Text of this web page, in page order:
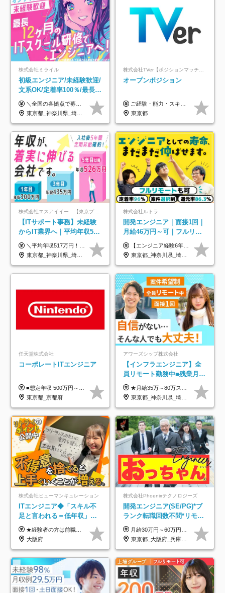
株式会社ミライル
初級エンジニア/未経験歓迎/
文系OK/定着率100％/最長1
年の自社ITスクール研修あ
り/年休130日
＼全国の各拠点で募集中！／ 給与は以下の通り、勤務地により異なります。 札幌：月給23万円～27万円 仙台：月給22万円～26万円 新潟：月給22万円～26万円 東京：月給26万円～30万円 大阪：月給24万円～29万円 福岡：月給23.5万円～27万円 沖縄：月給21万円～26万円 ◎給与は知識や経験を考慮して決定します。 ◎残業は別途全額支給します。 ◎試用期間12カ月あり（給与は以下の通りです。その他条件に変更はありません） （試用期間の給与） 札幌：月給18.6万円～ 仙台：月給19万円～ 新潟：月給18万円～ 東京：月給22万円～ 大阪：月給20.8万円～ 福岡：月給19万円～ 沖縄：月給18万円～
東京都_神奈川県_埼玉県_千葉県_大阪府_愛知県_北海道_青森県_岩手県_宮城県_秋田県_山形県_福島県_茨城県_栃木県_群馬県_新潟県_山梨県_長野県_富山県_石川県_福井県_静岡県_岐阜県_三重県_兵庫県_京都府_滋賀県_奈良県_和歌山県_広島県_岡山県_鳥取県_島根県_山口県_徳島県_香川県_愛媛県_高知県_福岡県_熊本県_佐賀県_長崎県_大分県_宮崎県_鹿児島県_沖縄県
株式会社TVer【ポジションマッチ登録】
オープンポジション
ご経験・能力・スキル等により、当社基準にて優遇・相談のうえ決定いたします。
東京都
株式会社エスアイイー 【東京プロマーケット上場】
【ITサポート事務】未経験
からIT業界へ｜平均年収517
万円｜ホワイト企業認定｜
年休134日｜リモートOK
＼平均年収517万円！入社5年目まで毎年必ず昇給／ ■賞与年3回 ■年収800万円以上も可 ■入社3年以上の平均年収469.2万円 月給23万2000円以上＋賞与年3回＋各種手当 ☆入社5年目まで最大1万5000円の定期昇給を確約 ┃各種手当充実 ・規定の資格を取得すれば、2000円～5万円を毎月支給（2万4000円～60万円／年） ・研修中に取得した取得率95％の資格でも研修後の給料UP ※月給は年齢・経験・能力を考慮して、優遇いたします ※上記月給金額は固定残業代（20時間/3万1300円円以上）を含み、超過分は別途支給いたします ※試用期間（6ヶ月）は月給に変動はありますが、その他待遇に差異はありません ├入社後1ヶ月～3ヶ月間は、月給20万1900円となります └上記金額は固定残業代（10時間／1万6000円）を含み、超過分は別途支給いたします
東京都_神奈川県_埼玉県_千葉県_大阪府_愛知県_北海道_青森県_岩手県_宮城県_秋田県_山形県_福島県_茨城県_栃木県_群馬県_新潟県_山梨県_長野県_富山県_石川県_福井県_静岡県_岐阜県_三重県_兵庫県_京都府_滋賀県_奈良県_和歌山県_広島県_岡山県_鳥取県_島根県_山口県_徳島県_香川県_愛媛県_高知県_福岡県_熊本県_佐賀県_長崎県_大分県_宮崎県_鹿児島県_沖縄県
株式会社ルトラ
開発エンジニア｜面接1回｜
月給46万円～可｜フルリモ
ートも可｜案件選択制｜定
着率96％以上｜副業OK｜住
宅手当
【エンジニア経験6年以上の方】 月給46万円～100万円（固定残業代含む） ※上記月給には月30時間分の固定残業代（月8万7,400円～月19万円）を含む。超過分は全額支給。 【エンジニア経験4年以上の方】 月給42万円～100万円（固定残業代含む） ※上記月給には月30時間分の固定残業代（月7万9,800円～月19万円）を含む。超過分は全額支給。 【エンジニア経験4年未満の方】 月給38万円～100万円（固定残業代含む） ※上記月給には月30時間分の固定残業代（月7万2,200円～月19万円）を含む。超過分は全額支給。 ※経験、スキル、前職給与などを踏まえて決定。 ◆ルトラの給与制度のポイント！◆ ・社員の95%が入社時に年収UP！最高で300万円UPの実績も ・平均還元率86.3%（交通費・住宅手当・会社負担分の社保も含む） ・人柄やポテンシャルを評価し、スキル以上の希望年収を提示することも ・退職金制度やリファラル手当（平均50万円）あり
東京都_神奈川県_埼玉県_千葉県_大阪府_愛知県_北海道_青森県_岩手県_宮城県_秋田県_山形県_福島県_茨城県_栃木県_群馬県_新潟県_山梨県_長野県_富山県_石川県_福井県_静岡県_岐阜県_三重県_兵庫県_京都府_滋賀県_奈良県_和歌山県_広島県_岡山県_鳥取県_島根県_山口県_徳島県_香川県_愛媛県_高知県_福岡県_熊本県_佐賀県_長崎県_大分県_宮崎県_鹿児島県_沖縄県
任天堂株式会社
コーポレートITエンジニア
■想定年収 500万円～900万円 月給制 月給278,000円～ ※残業が発生した場合、残業代を別途全額支給します ※試用期間2ヶ月あり(待遇や給与に差異はありません)
東京都_京都府
アワーズシップ株式会社
【インフラエンジニア】全
員リモート勤務中■残業月
3h■最大3ヶ月の連休あり■
年休126日■20～30代活躍
中！
★月給35万～80万スタートも可 【未経験の方】 ■月給26万～80万＋賞与年2回（年2ヶ月分） 【何かしらのインフラエンジニア経験をお持ちの方】 ■月給35万～80万＋賞与年2回（年2ヶ月分） ※スキル・経験などを考慮し決定します ※試用期間6ヶ月あり。期間中は契約社員となります。その他の待遇に差異はありません（試用期間終了後、昇給の可能性あり） ※上記金額には固定残業代（月30時間分／4万9600円～15万2600円）を含みます。超過分は別途支給いたします。 ＼頑張りはインセンティブで還元！／ クライアントに貢献度を評価され、当社のエンジニアが追加で案件に参画することになるなど、会社にとって利益になる行動はしっかり評価します。 会社の成長に貢献できていることを実感でき、「もっと頑張ろう」と思える体制づくりを整えています！
東京都_神奈川県_埼玉県_千葉県_大阪府
株式会社ヒューマンキュレーション
ITエンジニア◆「スキル不
足と言われる＝低年収」で
はない！｜ 不安を克服し、
年収アップした社員の実例
★経験者の方は前職の年収以上を保証します ★案件単価を開示した上で80％以上を還元します 月給25万円以上＋賞与年2回 ※経験や能力を考慮の上で優遇します ※試用期間が3ヶ月(その間の給与・待遇・雇用形態に変更はありません) ※月給には月20時間分のみなし残業手当(5万円)を含みます(超過分は別途支給) ★残業平均は月10時間以下ですので、毎月10時間分程度はお得です！
大阪府
株式会社Phoenixテクノロジーズ
開発エンジニア(SE/PG)*ブ
ランク転職回数不問*リモー
ト案件多数*残業ほぼ0*通院
のための半休制度あり
月給30万円～60万円+住宅手当+職能手当+役職手当+決算賞与+報奨金 ※経験・能力を考慮し、優遇します ※給与には20時間分のみなし時間外手当(3万7000円以上)を含みます(超過時間分は別途追加支給) ※試用期間3～6ヵ月あり(その間の給与、待遇に差異なし) ※場合によって契約社員での採用の可能性あり(面接時に応相談)
東京都_大阪府_兵庫県_京都府_福岡県